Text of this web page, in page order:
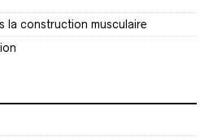
la construction musculaire